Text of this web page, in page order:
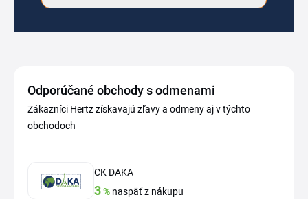
Odporúčané obchody s odmenami
Zákazníci Hertz získavajú zľavy a odmeny aj v týchto
obchodoch
CK DAKA
3% naspäť z nákupu